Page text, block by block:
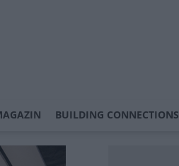
BUILDING CONNECTIONS